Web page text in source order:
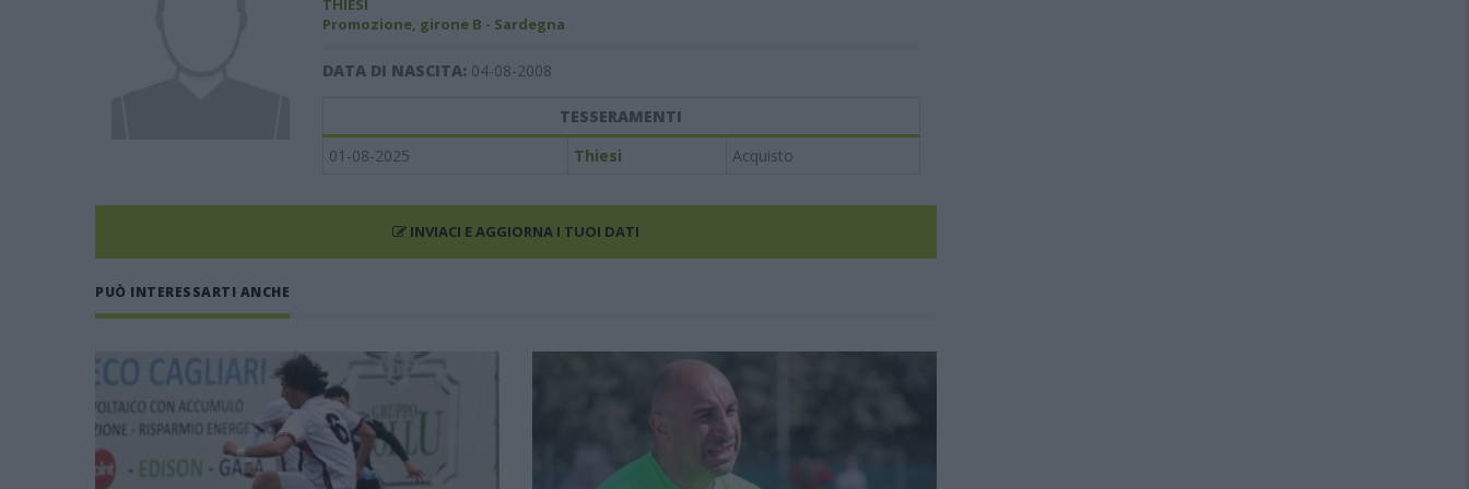
THIESI
Promozione, girone B - Sardegna
DATA DI NASCITA: 04-08-2008
TESSERAMENTI
01-08-2025
Thiesi Acquisto
INVIACI E AGGIORNA I TUOI DATI
PUÒ INTERESSARTI ANCHE